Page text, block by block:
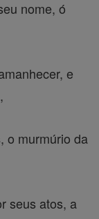
nome, ó
e
o murmúrio da
seus atos, a